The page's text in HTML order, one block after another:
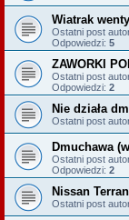
Wiatrak
Ostatni post
Odpowiedzi: 5
ZAWORKI
Ostatni post
Odpowiedzi: 2
Nie działa
Ostatni post
Dmuchawa
Ostatni post
Odpowiedzi: 2
Nissan
Ostatni post